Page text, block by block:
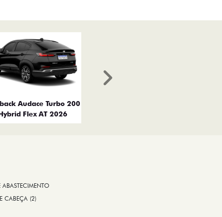
Audace Turbo 200
Flex AT 2026
Próximo
ABASTECIMENTO
CABEÇA (2)